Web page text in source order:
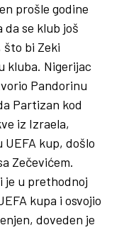
prošle godine
se klub još
što bi Zeki
kluba. Nigerijac
Pandorinu
Partizan kod
iz Izraela,
UEFA kup, došlo
Zečevićem.
je u prethodnoj
kupa i osvojio
doveden je